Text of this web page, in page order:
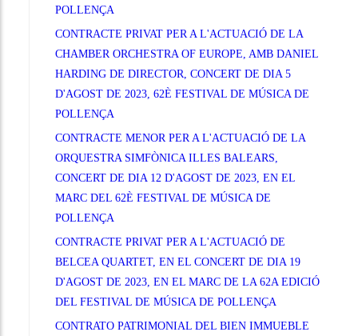
POLLENÇA
CONTRACTE PRIVAT PER A L'ACTUACIÓ DE LA
CHAMBER ORCHESTRA OF EUROPE, AMB DANIEL
HARDING DE DIRECTOR, CONCERT DE DIA 5
D'AGOST DE 2023, 62È FESTIVAL DE MÚSICA DE
POLLENÇA
CONTRACTE MENOR PER A L'ACTUACIÓ DE LA
ORQUESTRA SIMFÒNICA ILLES BALEARS,
CONCERT DE DIA 12 D'AGOST DE 2023, EN EL
MARC DEL 62È FESTIVAL DE MÚSICA DE
POLLENÇA
CONTRACTE PRIVAT PER A L'ACTUACIÓ DE
BELCEA QUARTET, EN EL CONCERT DE DIA 19
D'AGOST DE 2023, EN EL MARC DE LA 62A EDICIÓ
DEL FESTIVAL DE MÚSICA DE POLLENÇA
CONTRATO PATRIMONIAL DEL BIEN IMMUEBLE